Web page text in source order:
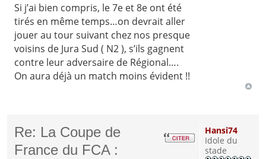
Si j’ai bien compris, le 7e et 8e ont été
tirés en même temps…on devrait aller
jouer au tour suivant chez nos presque
voisins de Jura Sud ( N2 ), s’ils gagnent
contre leur adversaire de Régional….
On aura déjà un match moins évident !!
Re: La Coupe de
France du FCA :
Hansi74
Idole du
stade